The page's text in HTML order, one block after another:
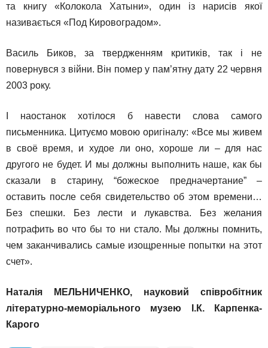
та книгу «Колокола Хатыни», один із нарисів якої
називається «Под Кировоградом».
Василь Биков, за твердженням критиків, так і не
повернувся з війни. Він помер у пам’ятну дату 22 червня
2003 року.
І наостанок хотілося б навести слова самого
письменника. Цитуємо мовою оригіналу: «Все мы живем
в своё время, и худое ли оно, хороше ли – для нас
другого не будет. И мы должны выполнить наше, как бы
сказали в старину, “божеское предначертание” –
оставить после себя свидетельство об этом времени…
Без спешки. Без лести и лукавства. Без желания
потрафить во что бы то ни стало. Мы должны помнить,
чем заканчивались самые изощренные попытки на этот
счет».
Наталія МЕЛЬНИЧЕНКО, науковий співробітник
літературно-меморіального музею І.К. Карпенка-
Карого